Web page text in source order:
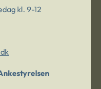
kl. 9-12